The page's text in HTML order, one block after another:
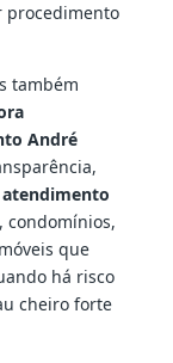
procedimento
também
André
atendimento
condomínios,
que
há risco
cheiro forte